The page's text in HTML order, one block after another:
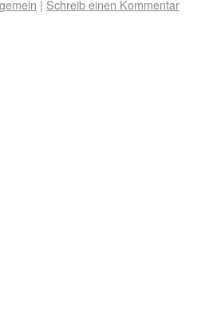
| Schreib einen Kommentar